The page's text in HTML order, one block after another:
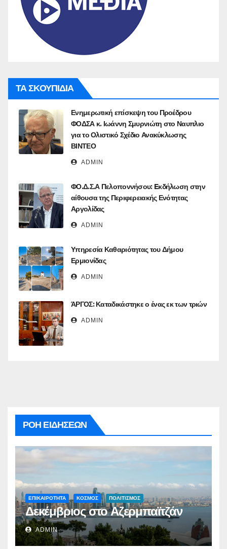
ΤΑ ΣΚΟΥΠΙΔΙΑ
Ενημερωτική επίσκεψη του Προέδρου
ΦΟΔΣΑ κ. Ιωάννη Σμυρνιώτη στο Ναυπλιο
για το Ολιστικό Σχέδιο Ανακύκλωσης
ΒΙΝΤΕΟ
ADMIN
ΦΟ.Δ.Σ.Α Πελοποννήσου: Eκδήλωση στην
αίθουσα της Περιφερειακής Ενότητας
Αργολίδας
ADMIN
Υπηρεσία Καθαριότητας του Δήμου
Ερμιονίδας
ADMIN
ΆΡΓΟΣ: Καταδικάστηκε ο ένας εκ των τριών
ADMIN
ΡΟΗ ΕΙΔΗΣΕΩΝ
ΕΠΙΚΑΙΡΟΤΗΤΑ ΚΟΣΜΟΣ ΠΟΛΙΤΙΣΜΟΣ
Δεκέμβριος στο Αζερμπαϊτζάν
ADMIN